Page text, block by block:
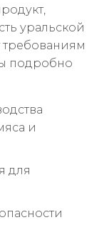
уральской
требованиям
подробно
и
для